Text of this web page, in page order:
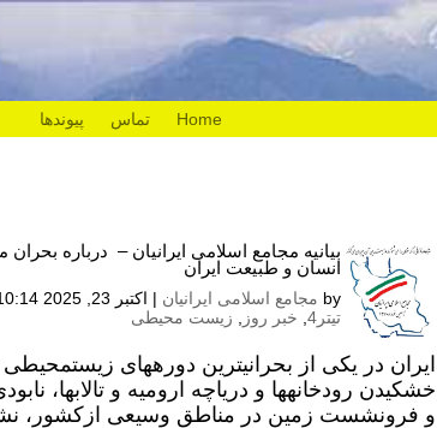
Home تماس پیوندها
بیانیه مجامع اسلامی ایرانیان – درباره
انسان و طبیعت ایران
by مجامع اسلامی ایرانیان | اکتبر 23, 2025 10:14 ب.ظ
تیتر4
خبر روز زیست محیطی
ایران در یکی از بحرانیترین دورههای
خشکیدن رودخانهها و دریاچه ارومیه و تالابها،
و فرونشست زمین در مناطق وسیعی ازکشور،